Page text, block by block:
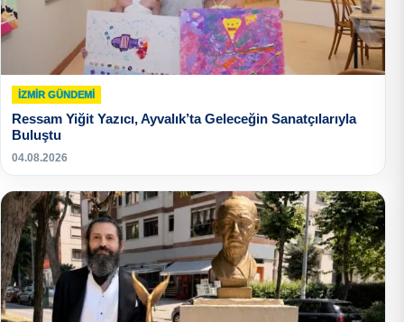
İZMIR GÜNDEMI
Ressam Yiğit Yazıcı, Ayvalık’ta Geleceğin Sanatçılarıyla
Buluştu
04.08.2026